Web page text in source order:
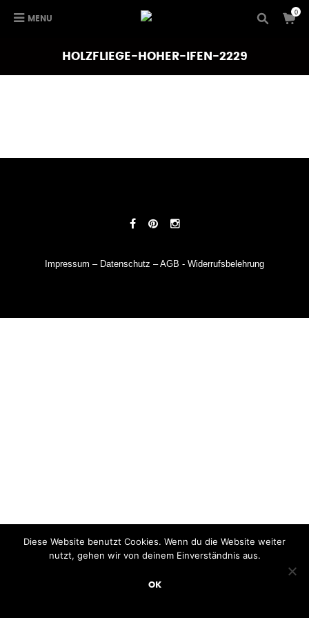
MENU
0
HOLZFLIEGE-HOHER-IFEN-2229
Impressum – Datenschutz –AGB - Widerrufsbelehrung
Diese Website benutzt Cookies. Wenn du die Website weiter
nutzt, gehen wir von deinem Einverständnis aus.
OK